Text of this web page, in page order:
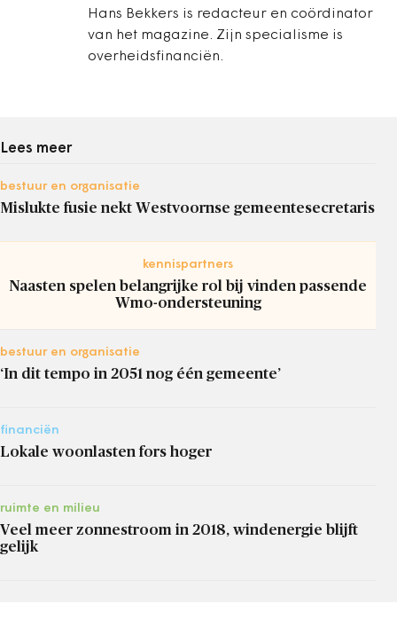
Hans Bekkers is redacteur en coördinator
van het magazine. Zijn specialisme is
overheidsfinanciën.
Lees meer
bestuur en organisatie
Mislukte fusie nekt Westvoornse gemeentesecretaris
kennispartners
Naasten spelen belangrijke rol bij vinden passende
Wmo-ondersteuning
bestuur en organisatie
‘In dit tempo in 2051 nog één gemeente’
financiën
Lokale woonlasten fors hoger
ruimte en milieu
Veel meer zonnestroom in 2018, windenergie blijft
gelijk